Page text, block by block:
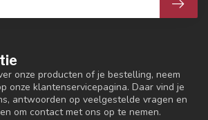
onze producten of je bestelling, neem
onze klantenservicepagina. Daar vind je
antwoorden op veelgestelde vragen en
om contact met ons op te nemen.